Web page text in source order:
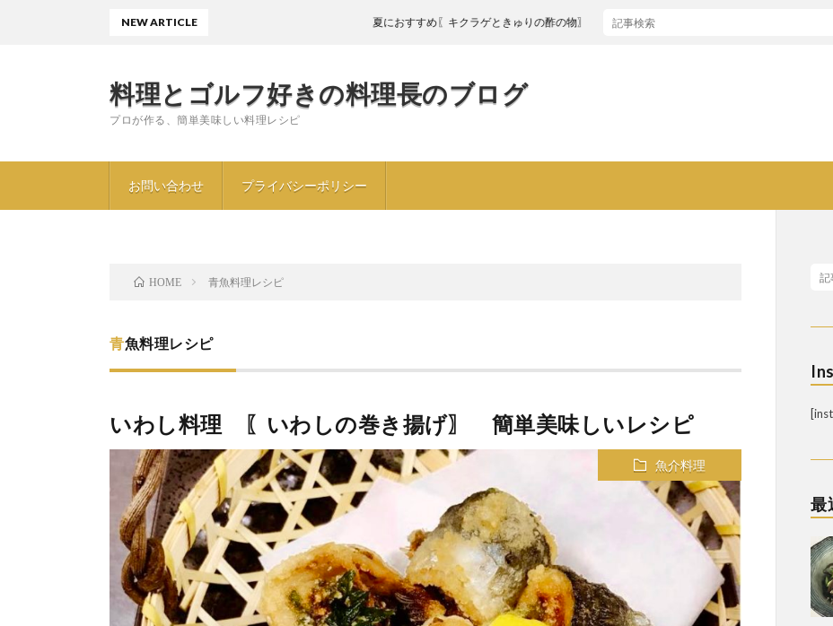
料理とゴルフ好きの料理長のブログ
プロが作る、簡単美味しい料理レシピ
お問い合わせ プライバシーポリシー
NEW ARTICLE 夏におすすめ〖キクラゲときゅりの酢の物〗
HOME 青魚料理レシピ
青魚料理レシピ
いわし料理 〖いわしの巻き揚げ〗 簡単美味しいレシピ
魚介料理
最